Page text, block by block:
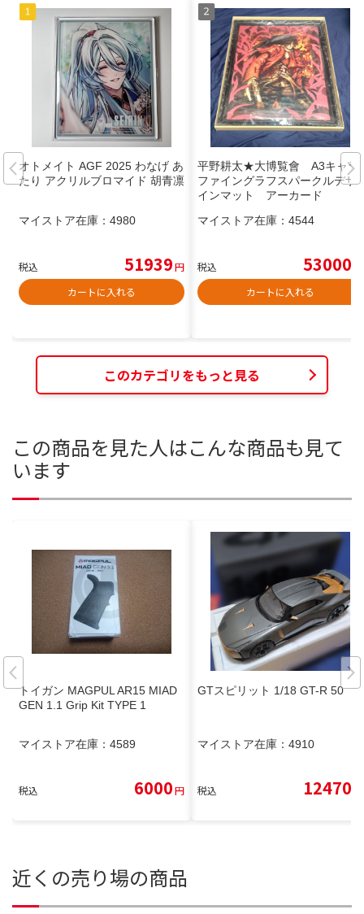
オトメイト AGF 2025 わなげ あ
たり アクリルブロマイド 胡青凛
マイストア在庫： 4980
税込 51939円
カートに入れる
平野耕太★大博覧會 A3キャラ
ファイングラフスパークルデザ
インマット アーカード
マイストア在庫： 4544
税込 53000
カートに入れる
このカテゴリをもっと見る
この商品を見た人はこんな商品も見て
います
トイガン MAGPUL AR15 MIAD
GEN 1.1 Grip Kit TYPE 1
マイストア在庫： 4589
税込 6000円
GTスピリット 1/18 GT-R 50
マイストア在庫： 4910
税込 12470
近くの売り場の商品